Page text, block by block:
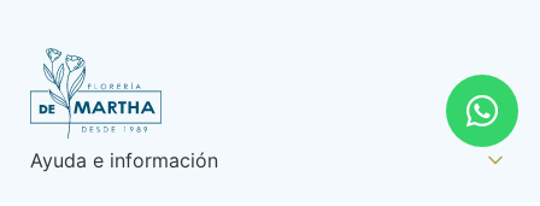
Ayuda e información